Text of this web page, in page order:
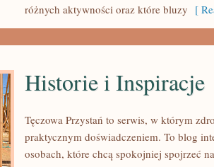
różnych aktywności oraz które bluzy [
Historie i Inspiracje
Tęczowa Przystań to serwis, w którym
praktycznym doświadczeniem. To blog
osobach, które chcą spokojniej spojrzeć